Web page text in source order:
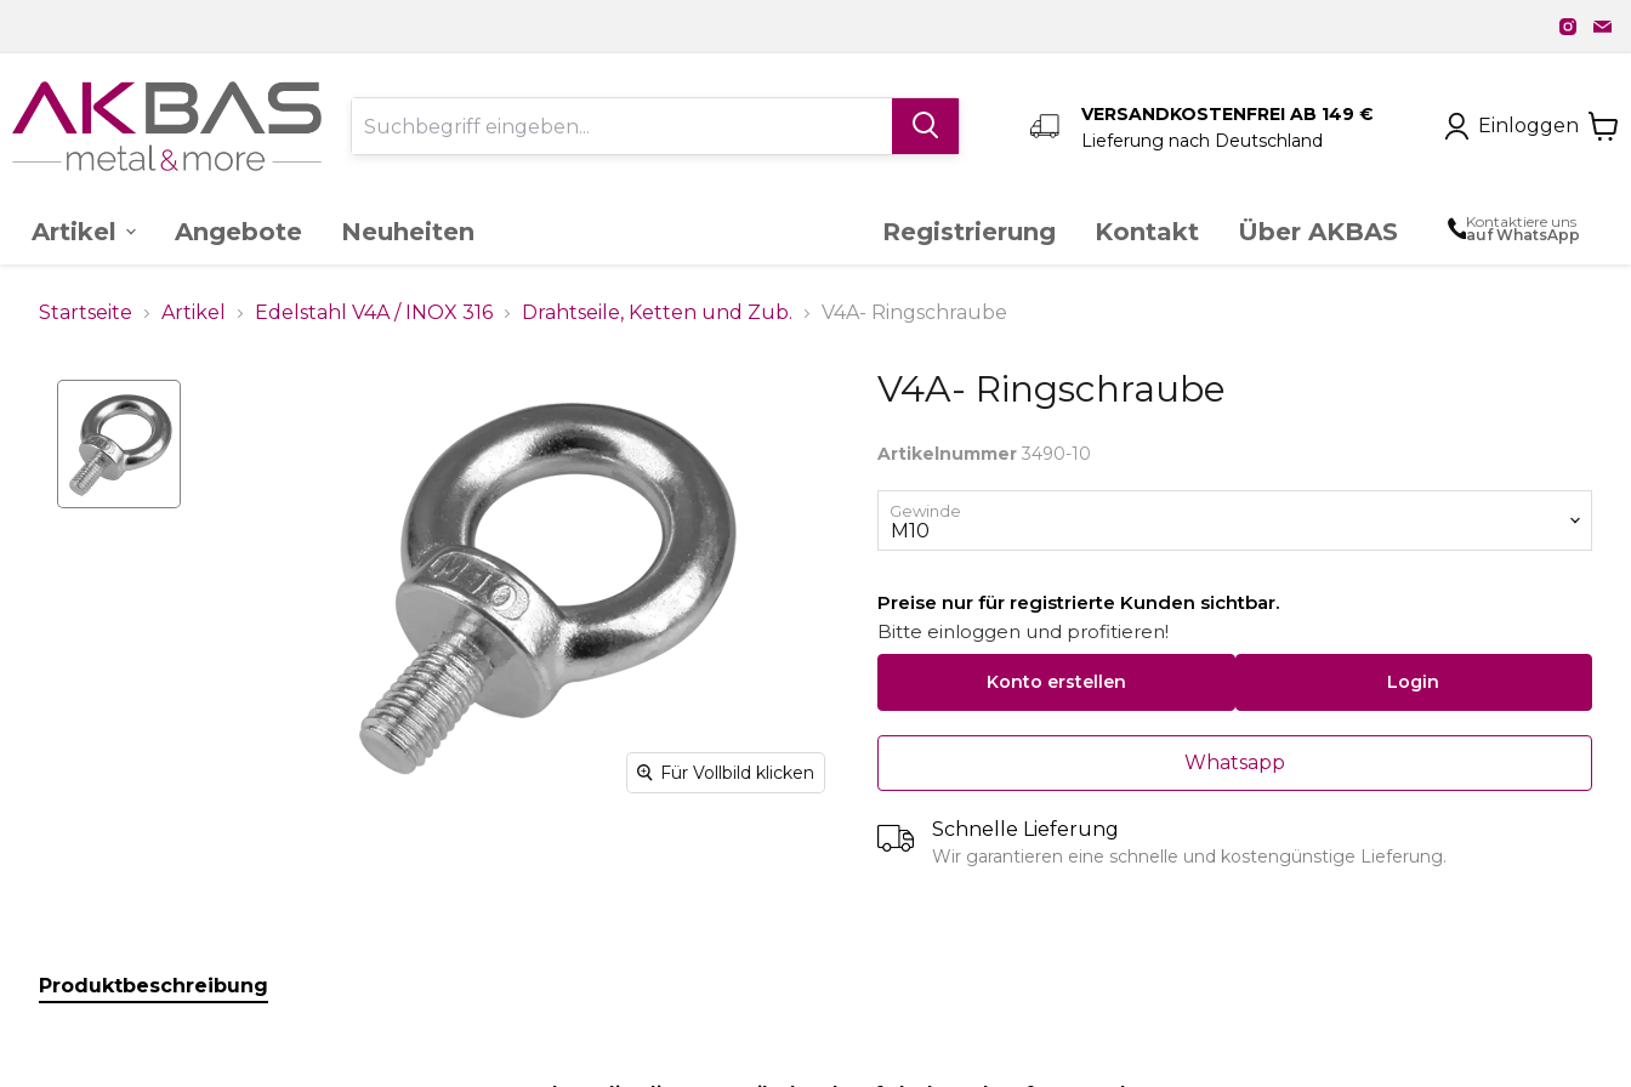
VERSANDKOSTENFREI AB 149 €
Lieferung nach Deutschland
Einloggen
Artikel
AK -
Edelstahl V2A Edelstahl V4A Aluminium
Glas Schiebetor-System
Schlossereibedarf Messing Sonderanfertigungen
Angebote Neuheiten Registrierung Kontakt Über AKBAS Kontaktiere uns
auf WhatsApp
Startseite Artikel Edelstahl V4A / INOX 316 Drahtseile, Ketten und Zub. V4A- Ringschraube
Für Vollbild klicken
V4A- Ringschraube
Artikelnummer3490-10
Gewinde
Preise nur für registrierte Kunden sichtbar.
Bitte einloggen und profitieren!
Konto erstellen Login
Whatsapp
Schnelle Lieferung
Wir garantieren eine schnelle und kostengünstige Lieferung.
Produktbeschreibung